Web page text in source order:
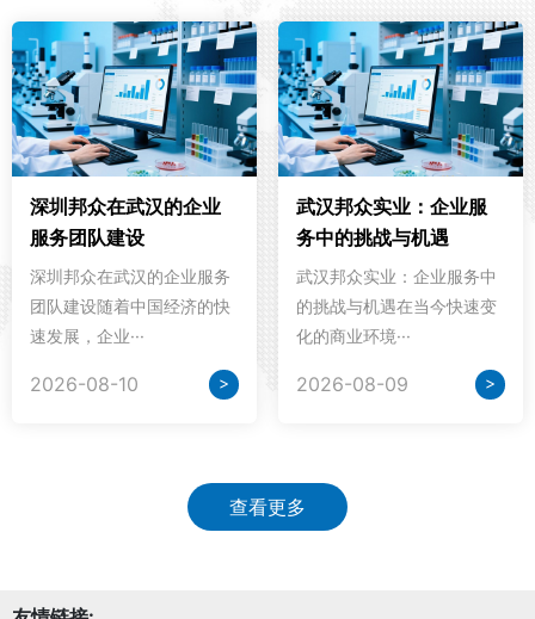
深圳邦众在武汉的企业
服务团队建设
深圳邦众在武汉的企业服务
团队建设随着中国经济的快
速发展，企业···
2026-08-10 >
武汉邦众实业：企业服
务中的挑战与机遇
武汉邦众实业：企业服务中
的挑战与机遇在当今快速变
化的商业环境···
2026-08-09 >
查看更多